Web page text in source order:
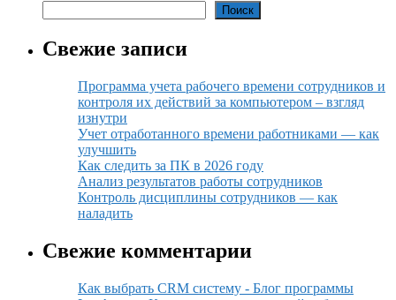
Поиск
Свежие записи
Программа учета рабочего времени сотрудников и
контроля их действий за компьютером – взгляд
изнутри
Учет отработанного времени работниками — как
улучшить
Как следить за ПК в 2026 году
Анализ результатов работы сотрудников
Контроль дисциплины сотрудников — как
наладить
Свежие комментарии
Как выбрать CRM систему - Блог программы